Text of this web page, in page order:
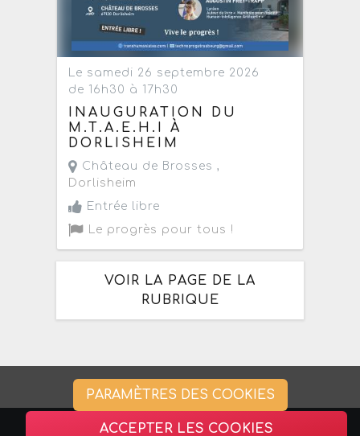
Le samedi 26 septembre 2026
de 16h30 à 17h30
INAUGURATION DU
M.T.A.E.H.I À
DORLISHEIM
Château de Brosses ,
Dorlisheim
Entrée libre
Le progrès pour tous !
VOIR LA PAGE DE LA
RUBRIQUE
PARAMÈTRES DES COOKIES
ACCEPTER LES COOKIES